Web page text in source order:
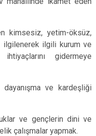
kimsesiz, yetim-öksüz,
ilgili kurum ve
gidermeye
ve kardeşliği
ve gençlerin dini ve
çalışmalar yapmak.